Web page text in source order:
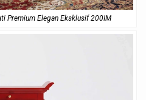
Premium Elegan Eksklusif 200IM